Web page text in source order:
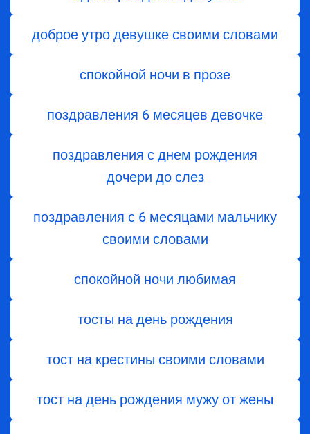
доброе утро девушке своими словами
спокойной ночи в прозе
поздравления 6 месяцев девочке
поздравления с днем ​​рождения
дочери до слез
поздравления с 6 месяцами мальчику
своими словами
спокойной ночи любимая
тосты на день рождения
тост на крестины своими словами
тост на день рождения мужу от жены